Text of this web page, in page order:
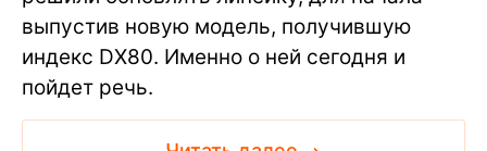
выпустив новую модель, получившую
индекс DX80. Именно о ней сегодня и
пойдет речь.